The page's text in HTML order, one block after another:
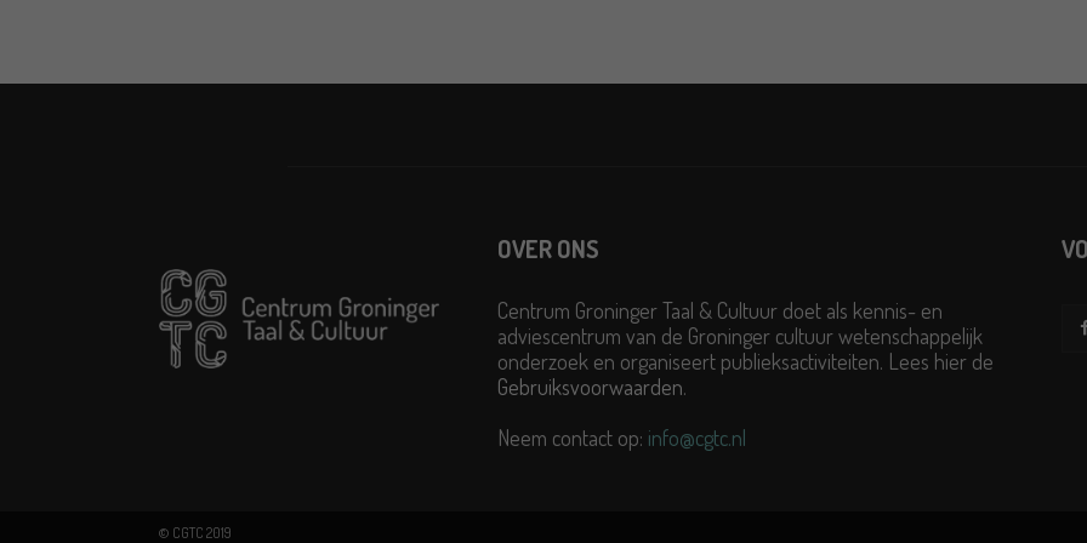
OVER ONS
Centrum Groninger Taal & Cultuur doet als kennis- en
adviescentrum van de Groninger cultuur wetenschappelijk
onderzoek en organiseert publieksactiviteiten. Lees hier de
Gebruiksvoorwaarden.
Neem contact op: info@cgtc.nl
© CGTC 2019